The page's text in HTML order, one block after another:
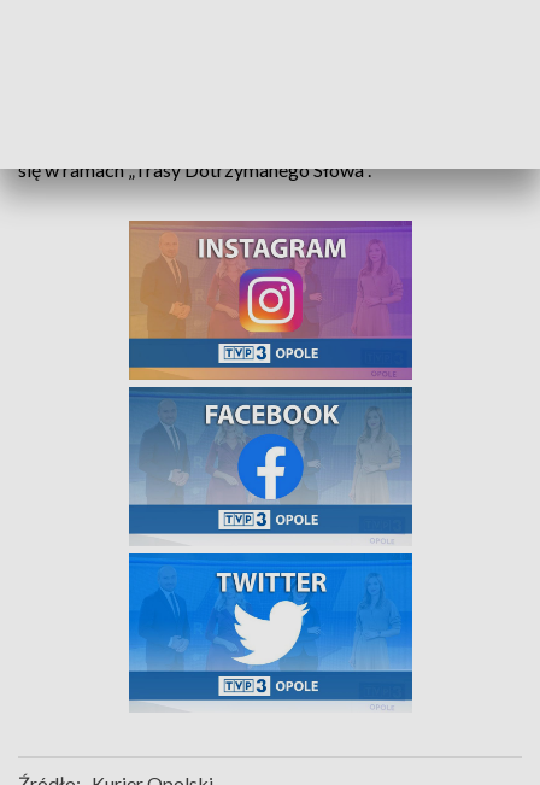
się w ramach „Trasy Dotrzymanego Słowa”.